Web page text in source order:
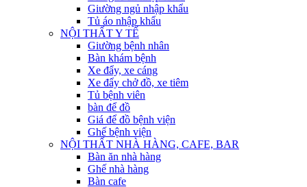
Giường ngủ nhập khẩu
Tủ áo nhập khẩu
NỘI THẤT Y TẾ
Giường bệnh nhân
Bàn khám bệnh
Xe đẩy, xe cáng
Xe đẩy chở đồ, xe tiêm
Tủ bệnh viên
bàn để đồ
Giá để đồ bệnh viện
Ghế bệnh viện
NỘI THẤT NHÀ HÀNG, CAFE, BAR
Bàn ăn nhà hàng
Ghế nhà hàng
Bàn cafe